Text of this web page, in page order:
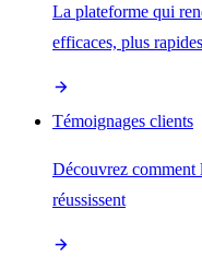
La plateforme qui
efficaces, plus
Témoignages clients
Découvrez comment
réussissent